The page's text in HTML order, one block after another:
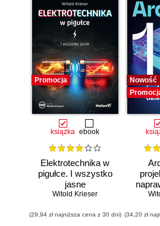
Promocja
książka ebook
Elektrotechnika w
pigułce. I wszystko
jasne
Witold Krieser
(29,94 zł najniższa cena z 30 dni)
Nowość
(34,20 zł